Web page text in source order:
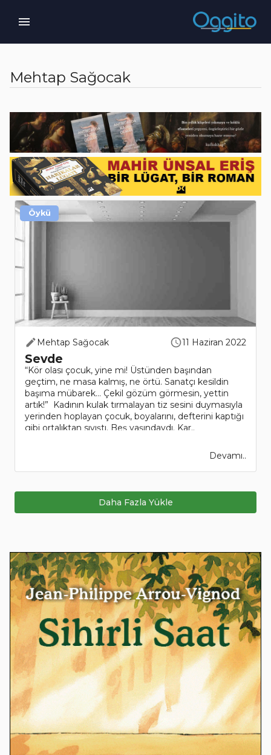
Mehtap Sağocak
Mehtap Sağocak 11 Haziran 2022
Sevde
“Kör olası çocuk, yine mi! Üstünden başından
geçtim, ne masa kalmış, ne örtü. Sanatçı kesildin
başıma mübarek… Çekil gözüm görmesin, yettin
artık!” Kadının kulak tırmalayan tiz sesini duymasıyla
yerinden hoplayan çocuk, boyalarını, defterini kaptığı
gibi ortalıktan sıvıştı. Beş yaşındaydı. Kar..
Devamı..
Öykü
Daha Fazla Yükle